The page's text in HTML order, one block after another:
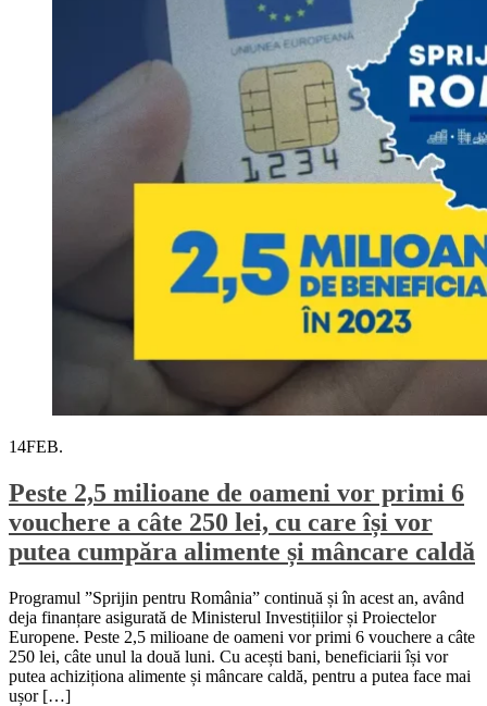
14FEB.
Peste 2,5 milioane de oameni vor primi 6
vouchere a câte 250 lei, cu care își vor
putea cumpăra alimente și mâncare caldă
Programul ”Sprijin pentru România” continuă și în acest an, având
deja finanțare asigurată de Ministerul Investițiilor și Proiectelor
Europene. Peste 2,5 milioane de oameni vor primi 6 vouchere a câte
250 lei, câte unul la două luni. Cu acești bani, beneficiarii își vor
putea achiziționa alimente și mâncare caldă, pentru a putea face mai
ușor […]